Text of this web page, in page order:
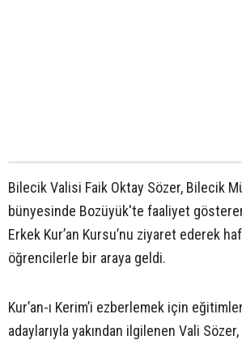
Bilecik Valisi Faik Oktay Sözer, Bilecik
bünyesinde Bozüyük'te faaliyet gösteren
Erkek Kur’an Kursu’nu ziyaret ederek
öğrencilerle bir araya geldi.
Kur’an-ı Kerim’i ezberlemek için
adaylarıyla yakından ilgilenen Vali